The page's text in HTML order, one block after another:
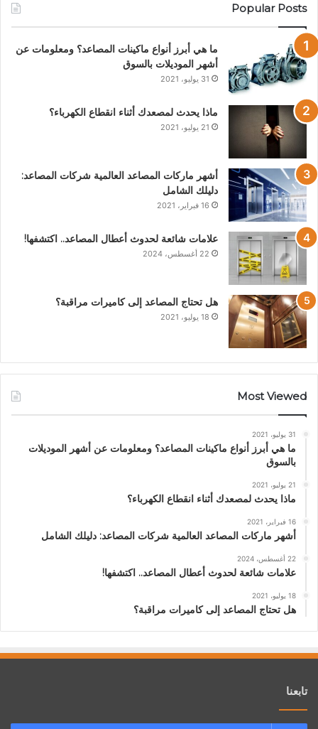
Popular Posts
ما هي أبرز أنواع ماكينات المصاعد؟ ومعلومات عن
أشهر الموديلات بالسوق
31 يوليو، 2021
ماذا يحدث لمصعدك أثناء انقطاع الكهرباء؟
21 يوليو، 2021
أشهر ماركات المصاعد العالمية شركات المصاعد:
دليلك الشامل
16 فبراير، 2021
علامات شائعة لحدوث أعطال المصاعد.. اكتشفها!
22 أغسطس، 2024
هل تحتاج المصاعد إلى كاميرات مراقبة؟
18 يوليو، 2021
Most Viewed
31 يوليو، 2021
ما هي أبرز أنواع ماكينات المصاعد؟ ومعلومات عن أشهر الموديلات
بالسوق
21 يوليو، 2021
ماذا يحدث لمصعدك أثناء انقطاع الكهرباء؟
16 فبراير، 2021
أشهر ماركات المصاعد العالمية شركات المصاعد: دليلك الشامل
22 أغسطس، 2024
علامات شائعة لحدوث أعطال المصاعد.. اكتشفها!
18 يوليو، 2021
هل تحتاج المصاعد إلى كاميرات مراقبة؟
تابعنا